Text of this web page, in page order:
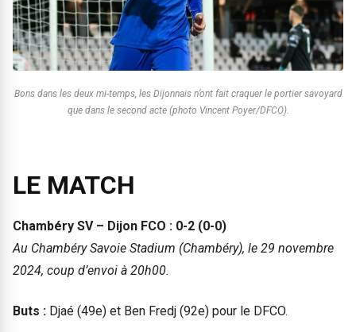
Bons dans les deux mi-temps, les Dijonnais n’ont fait craquer le portier savoyard
que dans le second acte (photo Vincent Poyer/DFCO).
LE MATCH
Chambéry SV – Dijon FCO : 0-2 (0-0)
Au Chambéry Savoie Stadium (Chambéry), le 29 novembre
2024, coup d’envoi à 20h00.
Buts : Djaé (49e) et Ben Fredj (92e) pour le DFCO.